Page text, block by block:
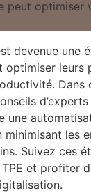
devenue une
optimiser leurs
Dans
une
les
Suivez ces
et profiter